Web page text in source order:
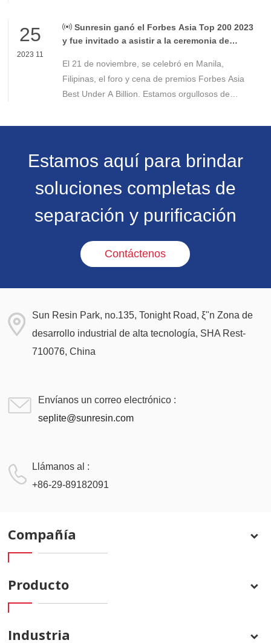
fundamental para los inversores institucionales en
la región de Asia y el Pacífico.
25
2023 11
Sunresin ganó el Forbes Asia Top 200 2023
y fue invitado a asistir a la ceremonia de
El 21 de noviembre, se celebró en Manila,
Filipinas, el foro y cena de premios Forbes Asia
Best Under A Billion. Estamos orgullosos de
Sunresin, ha sido invitada a asistir a la ceremonia
segunda vez desde 2020.
Estamos aquí para brindar
soluciones completas de
separación y purificación
Contáctenos
Sun Resin Park, no.135, Tonight Road, ξ"n Zona de
desarrollo industrial de alta tecnología, SHA Rest-
710076, China
Envíanos un correo electrónico :
seplite@sunresin.com
Llámanos al :
+86-29-89182091
Compañía
Producto
Industria